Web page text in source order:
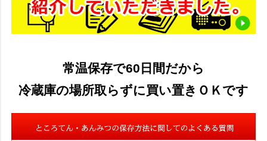
常温保存で60日間だから
冷蔵庫の場所取らずに買い置きＯＫです